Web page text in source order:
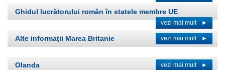
Ghidul lucrătorului român în statele membre UE
vezi mai mult ►
Alte informaţii Marea Britanie vezi mai mult ►
Olanda vezi mai mult ►